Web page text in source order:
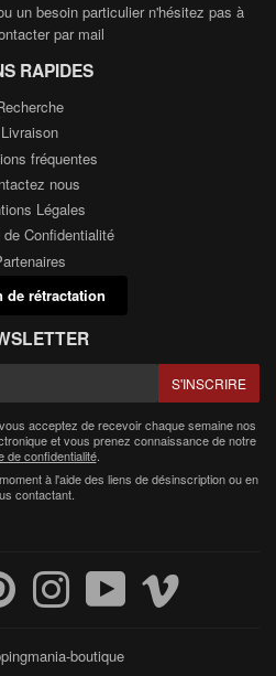
un besoin particulier n'hésitez pas à
par mail
RAPIDES
Livraison
fréquentes
nous
Légales
de Confidentialité
de rétractation
S'INSCRIRE
acceptez de recevoir chaque semaine nos
et vous prenez connaissance de notre
de confidentialité.
à l'aide des liens de désinscription ou en
contactant.
Pinterest Instagram YouTube
boutique